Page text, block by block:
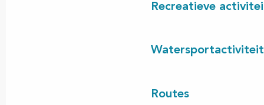
Recreatieve
Routes